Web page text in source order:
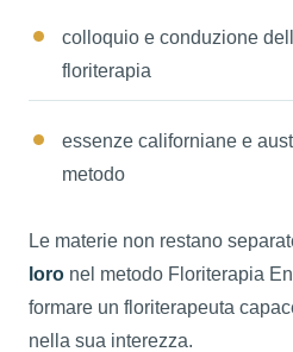
colloquio e conduzione
floriterapia
essenze californiane e
metodo
Le materie non restano
loro nel metodo Floriterapia
formare un floriterapeuta
nella sua interezza.